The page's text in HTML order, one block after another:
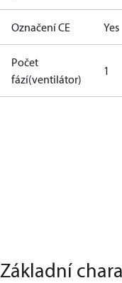
Označení CE Yes
Počet
fází(ventilátor)
1
Základní